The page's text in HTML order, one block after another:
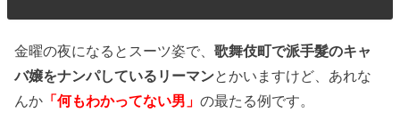
金曜の夜になるとスーツ姿で、歌舞伎町で派手髮のキャ
バ嬢をナンパしているリーマンとかいますけど、あれな
んか 「何もわかってない男」の最たる例です。